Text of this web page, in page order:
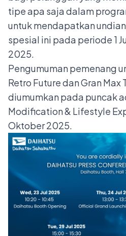
tipe apa saja dalam
untuk mendapatkan
spesial ini pada periode 1
2025.
Pengumuman pemenang
Retro Future dan Gran Max
diumumkan pada puncak
Modification & Lifestyle
Oktober 2025.